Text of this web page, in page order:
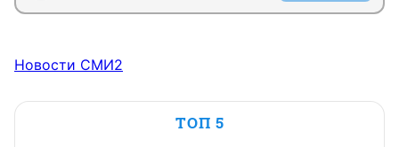
Новости СМИ2
ТОП 5